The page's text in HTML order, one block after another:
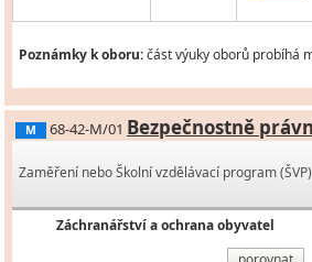
Poznámky k oboru:část výuky oborů probíhá
M 68-42-M/01 Bezpečnostně
Zaměření nebo Školní vzdělávací program (ŠVP)
Záchranářství a ochrana obyvatel